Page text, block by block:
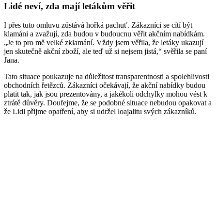
Lidé neví, zda mají letákům věřit
I přes tuto omluvu zůstává hořká pachuť. Zákazníci se cítí být
klamáni a zvažují, zda budou v budoucnu věřit akčním nabídkám.
„Je to pro mě velké zklamání. Vždy jsem věřila, že letáky ukazují
jen skutečně akční zboží, ale teď už si nejsem jistá,“ svěřila se paní
Jana.​
Tato situace poukazuje na důležitost transparentnosti a spolehlivosti
obchodních řetězců. Zákazníci očekávají, že akční nabídky budou
platit tak, jak jsou prezentovány, a jakékoli odchylky mohou vést k
ztrátě důvěry. Doufejme, že se podobné situace nebudou opakovat a
že Lidl přijme opatření, aby si udržel loajalitu svých zákazníků.